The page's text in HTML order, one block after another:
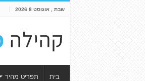
שבת , אוגוסט 8 2026
בית תפריט מהיר